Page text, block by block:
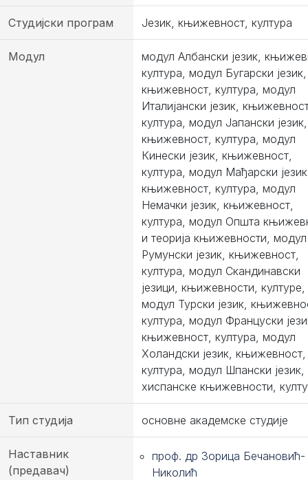
Студијски програм Језик, књижевност, култура
Модул
модул Албански језик,
култура, модул Бугарски језик,
књижевност, култура, модул
Италијански језик,
култура, модул Јапански језик,
књижевност, култура, модул
Кинески језик, књижевност,
култура, модул Мађарски
књижевност, култура, модул
Немачки језик, књижевност,
култура, модул Општа
и теорија књижевности, модул
Румунски језик, књижевност,
култура, модул Скандинавски
језици, књижевности, културе,
модул Турски језик,
култура, модул Француски
књижевност, култура, модул
Холандски језик, књижевност,
култура, модул Шпански језик,
хиспанске књижевности,
Тип студија основне академске студије
Наставник
(предавач)
проф. др Зорица Бечановић-
Николић